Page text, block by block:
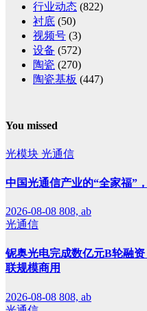
行业动态 (822)
衬底 (50)
视频号 (3)
设备 (572)
陶瓷 (270)
陶瓷基板 (447)
You missed
光模块 光通信
中国光通信产业的“全家福”
2026-08-08 808, ab
光通信
铌奥光电完成数亿元B轮融
联规模商用
2026-08-08 808, ab